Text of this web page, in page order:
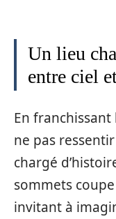
Un lieu
entre ciel
En franchissant
ne pas
chargé
sommets
invitant à